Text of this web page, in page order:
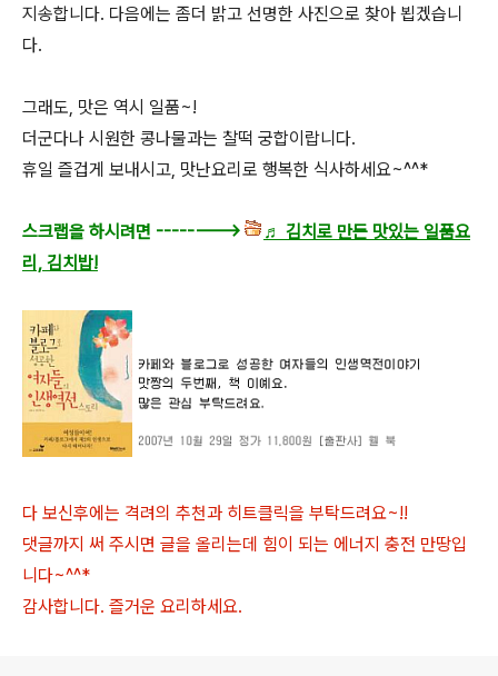
지송합니다. 다음에는 좀더 밝고 선명한 사진으로 찾아 뵙겠습니
다.
그래도, 맛은 역시 일품~!
더군다나 시원한 콩나물과는 찰떡 궁합이랍니다.
휴일 즐겁게 보내시고, 맛난요리로 행복한 식사하세요~^^*
스크랩을 하시려면 -------->
♬ 김치로 만든 맛있는 일품요
리, 김치밥!
다 보신후에는 격려의 추천과 히트클릭을 부탁드려요~!!
댓글까지 써 주시면 글을 올리는데 힘이 되는 에너지 충전 만땅입
니다~^^*
감사합니다. 즐거운 요리하세요.